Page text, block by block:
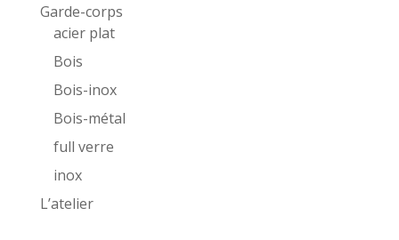
Garde-corps
acier plat
Bois
Bois-inox
Bois-métal
full verre
inox
L’atelier